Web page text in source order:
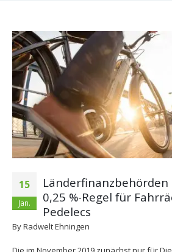
15
Jan.
Länderfinanzbehörden
0,25 %-Regel für
Pedelecs
ByRadwelt Ehningen